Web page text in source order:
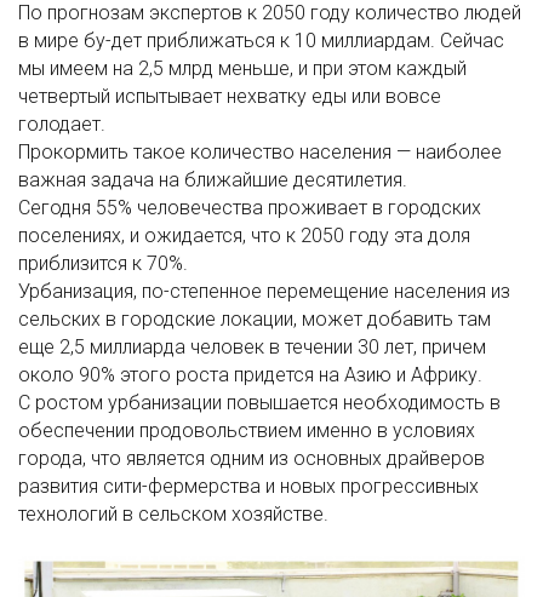
По прогнозам экспертов к 2050 году количество людей
в мире бу-дет приближаться к 10 миллиардам. Сейчас
мы имеем на 2,5 млрд меньше, и при этом каждый
четвертый испытывает нехватку еды или вовсе
голодает.
Прокормить такое количество населения — наиболее
важная задача на ближайшие десятилетия.
Сегодня 55% человечества проживает в городских
поселениях, и ожидается, что к 2050 году эта доля
приблизится к 70%.
Урбанизация, по-степенное перемещение населения из
сельских в городские локации, может добавить там
еще 2,5 миллиарда человек в течении 30 лет, причем
около 90% этого роста придется на Азию и Африку.
С ростом урбанизации повышается необходимость в
обеспечении продовольствием именно в условиях
города, что является одним из основных драйверов
развития сити-фермерства и новых прогрессивных
технологий в сельском хозяйстве.